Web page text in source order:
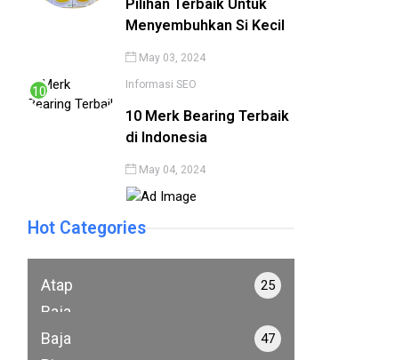
Pilihan Terbaik Untuk
Menyembuhkan Si Kecil
May 03, 2024
Informasi SEO
10 Merk Bearing Terbaik
di Indonesia
May 04, 2024
Hot Categories
Atap
Baja
Ringan
25
Baja
47